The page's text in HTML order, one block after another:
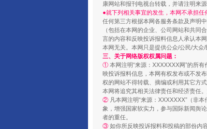
完善运行机制助力责任有效
康网站和报刊电视台转载，并请注明来
●就下列相关事宜的发生，本网不承担
任何第三方根据本网各服务条款及声明
（包括在本网的企业、公司网站和共同
言的内容和反映投诉报料信息人承认本
本网无关。本网只是提供公众/公民/大众
三、关于网络版权权属问题：
① 本网注明“来源：XXXXXXX网”的所
映投诉报料信息，本网有权发布或不发
权的网站不得转载、摘编或利用其它方
本网将追究其相关法律责任和经济责任
② 凡本网注明“来源：XXXXXXX”（非
象，增强国家软实力，参与国际新闻舆
者的重任。
③ 如你所反映投诉报料和投稿的部份内